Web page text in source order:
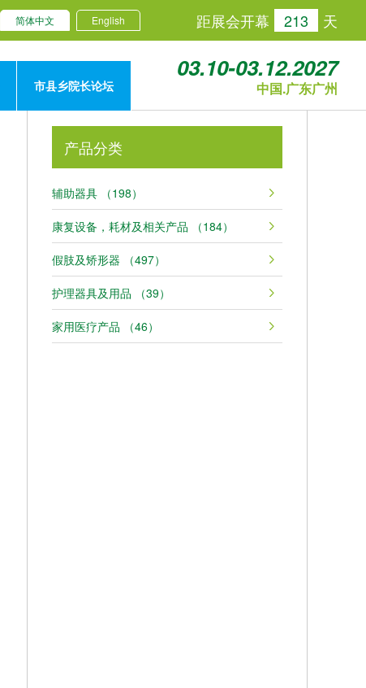
简体中文 English 距展会开幕 213 天
市县乡院长论坛
03.10-03.12.2027
中国.广东广州
产品分类
辅助器具 （198）
康复设备，耗材及相关产品 （184）
假肢及矫形器 （497）
护理器具及用品 （39）
家用医疗产品 （46）